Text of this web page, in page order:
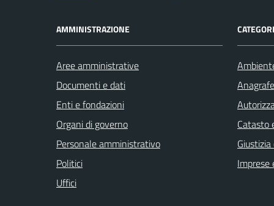
AMMINISTRAZIONE
Aree amministrative
Documenti e dati
Enti e fondazioni
Organi di governo
Personale amministrativo
Politici
Uffici
Catasto
Imprese